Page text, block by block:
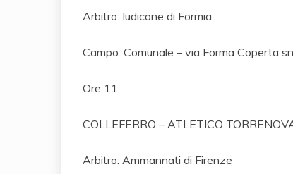
Arbitro: Iudicone di Formia
Campo: Comunale – via Forma Coperta
Ore 11
COLLEFERRO – ATLETICO
Arbitro: Ammannati di Firenze